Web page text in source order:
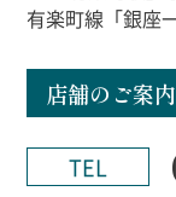
有楽町線「銀座
店舗のご案内
TEL